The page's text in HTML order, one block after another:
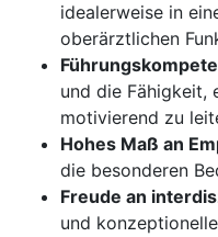
idealerweise in
oberärztlichen
und die Fähigkeit,
motivierend zu
Hohes Maß an
die besonderen
Freude an
und